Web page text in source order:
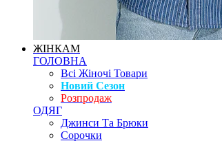
ЖІНКАМ
ГОЛОВНА
Всі Жіночі Товари
Новий Сезон
Розпродаж
ОДЯГ
Джинси Та Брюки
Сорочки